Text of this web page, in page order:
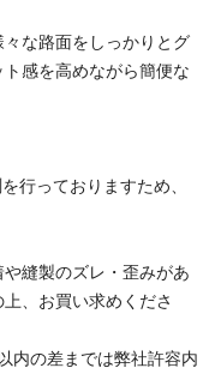
な路面をしっかりとグ
感を高めながら簡便な
行っておりますため、
縫製のズレ・歪みがあ
、お買い求めくださ
内の差までは弊社許容内